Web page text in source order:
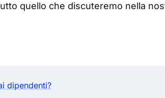
quello che discuteremo nella
dipendenti?